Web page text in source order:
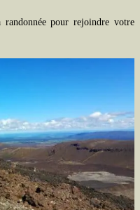
pour rejoindre votre